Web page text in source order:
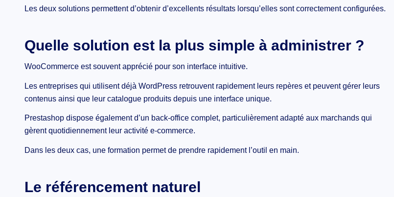
Les deux solutions permettent d’obtenir d’excellents résultats lorsqu’elles sont correctement configurées.
Quelle solution est la plus simple à administrer ?
WooCommerce est souvent apprécié pour son interface intuitive.
Les entreprises qui utilisent déjà WordPress retrouvent rapidement leurs repères et peuvent gérer leurs
contenus ainsi que leur catalogue produits depuis une interface unique.
Prestashop dispose également d’un back-office complet, particulièrement adapté aux marchands qui
gèrent quotidiennement leur activité e-commerce.
Dans les deux cas, une formation permet de prendre rapidement l’outil en main.
Le référencement naturel